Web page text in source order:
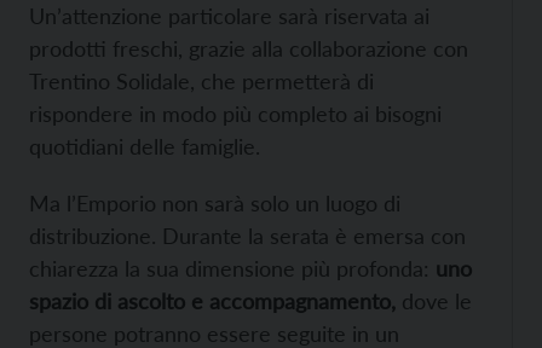
Un’attenzione particolare sarà riservata ai
prodotti freschi, grazie alla collaborazione con
Trentino Solidale, che permetterà di
rispondere in modo più completo ai bisogni
quotidiani delle famiglie.
Ma l’Emporio non sarà solo un luogo di
distribuzione. Durante la serata è emersa con
chiarezza la sua dimensione più profonda: uno
spazio di ascolto e accompagnamento, dove le
persone potranno essere seguite in un